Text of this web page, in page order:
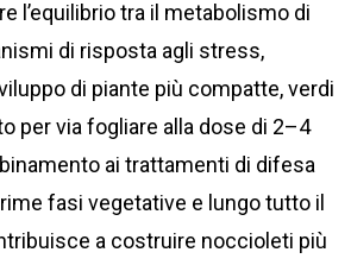
l’equilibrio tra il metabolismo di
di risposta agli stress,
di piante più compatte, verdi
per via fogliare alla dose di 2–4
ai trattamenti di difesa
fasi vegetative e lungo tutto il
a costruire noccioleti più